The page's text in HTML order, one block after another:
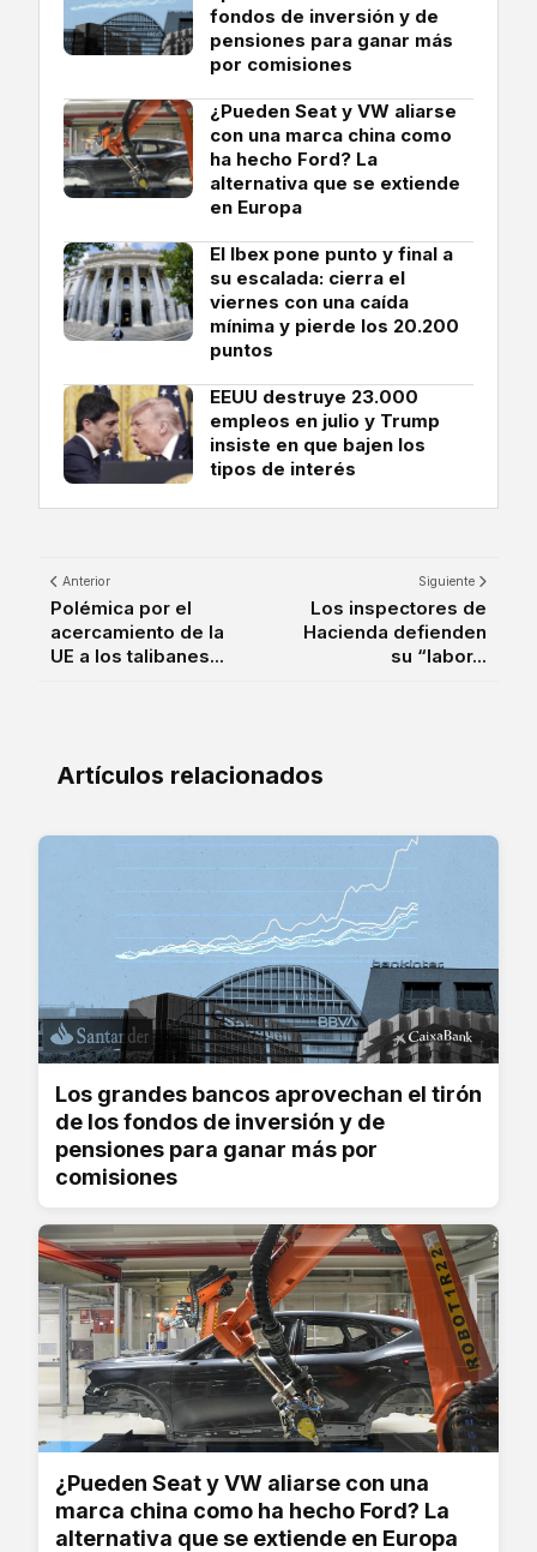
fondos de inversión y de
pensiones para ganar más
por comisiones
¿Pueden Seat y VW aliarse
con una marca china como
ha hecho Ford? La
alternativa que se extiende
en Europa
El Ibex pone punto y final a
su escalada: cierra el
viernes con una caída
mínima y pierde los 20.200
puntos
EEUU destruye 23.000
empleos en julio y Trump
insiste en que bajen los
tipos de interés
Anterior
Polémica por el
acercamiento de la
UE a los talibanes...
Siguiente
Los inspectores de
Hacienda defienden
su “labor...
Artículos relacionados
Los grandes bancos aprovechan el tirón
de los fondos de inversión y de
pensiones para ganar más por
comisiones
¿Pueden Seat y VW aliarse con una
marca china como ha hecho Ford? La
alternativa que se extiende en Europa